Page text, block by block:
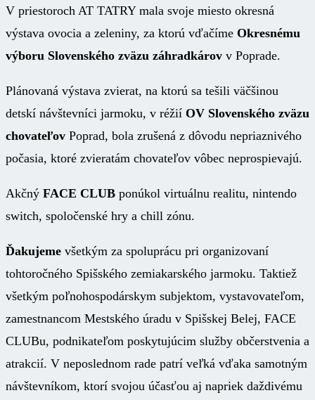
V priestoroch AT TATRY mala svoje miesto okresná
výstava ovocia a zeleniny, za ktorú vďačíme Okresnému
výboru Slovenského zväzu záhradkárov v Poprade.
Plánovaná výstava zvierat, na ktorú sa tešili väčšinou
detskí návštevníci jarmoku, v réžií OV Slovenského zväzu
chovateľov Poprad, bola zrušená z dôvodu nepriaznivého
počasia, ktoré zvieratám chovateľov vôbec neprospievajú.
Akčný FACE CLUB ponúkol virtuálnu realitu, nintendo
switch, spoločenské hry a chill zónu.
Ďakujeme všetkým za spoluprácu pri organizovaní
tohtoročného Spišského zemiakarského jarmoku. Taktiež
všetkým poľnohospodárskym subjektom, vystavovateľom,
zamestnancom Mestského úradu v Spišskej Belej, FACE
CLUBu, podnikateľom poskytujúcim služby občerstvenia a
atrakcií. V neposlednom rade patrí veľká vďaka samotným
návštevníkom, ktorí svojou účasťou aj napriek daždivému